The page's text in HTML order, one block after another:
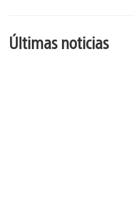
Últimas noticias